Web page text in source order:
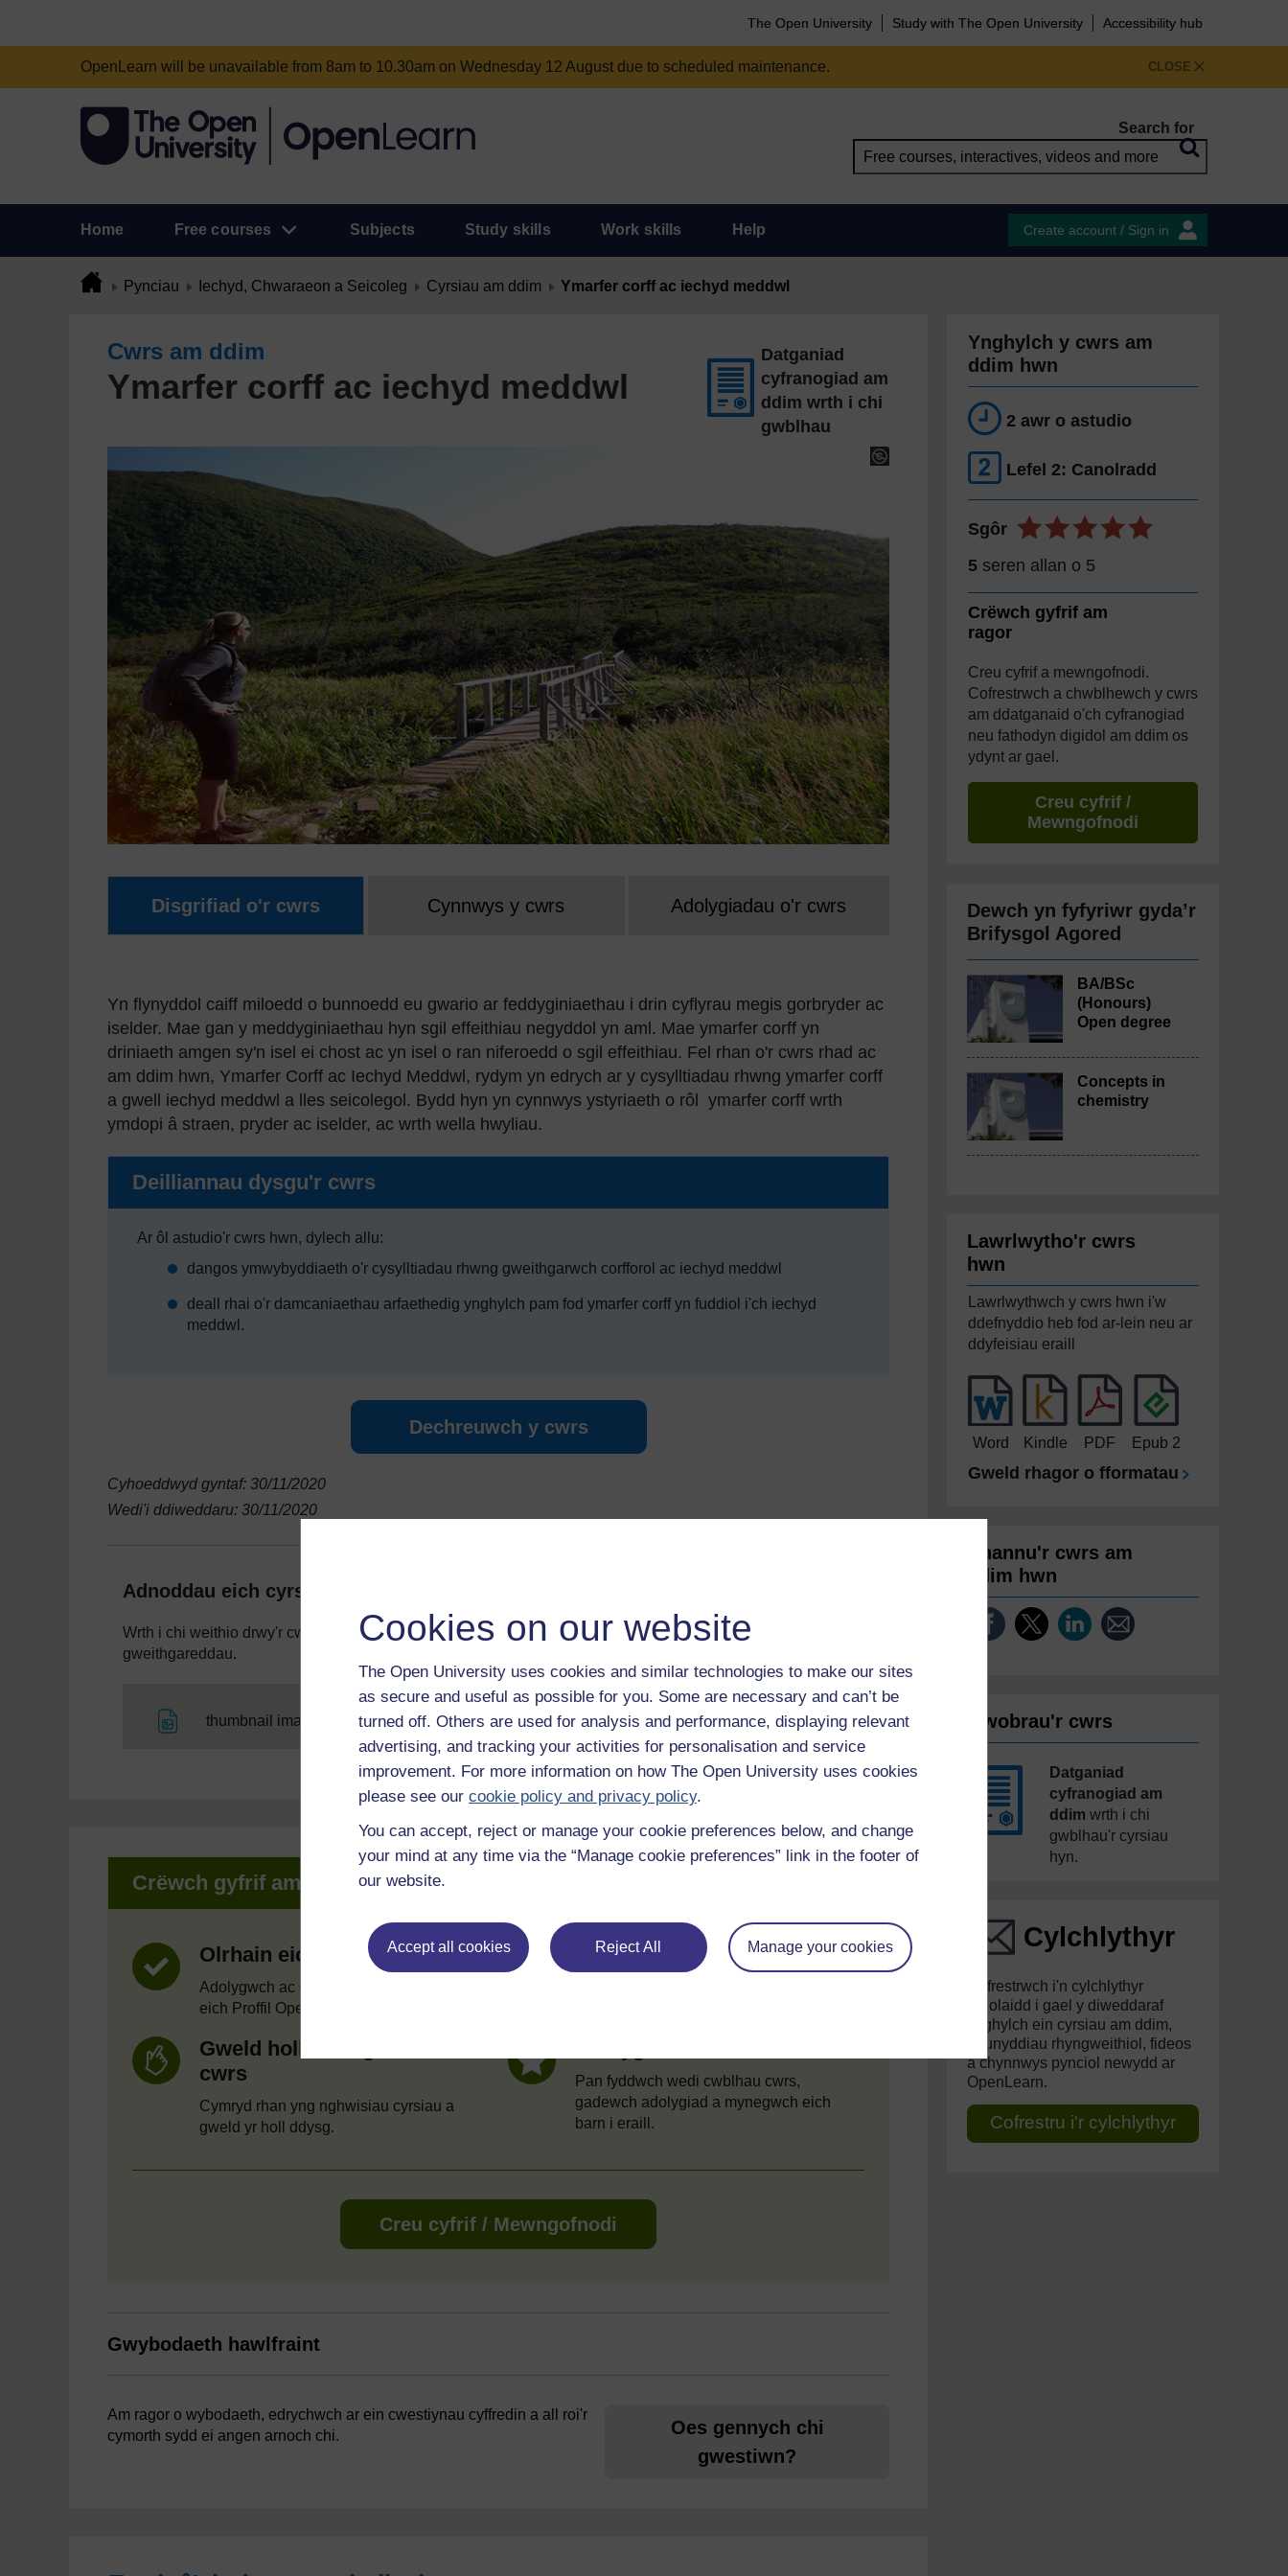
Cookies on our website
The Open University uses cookies and similar technologies to make our sites
as secure and useful as possible for you. Some are necessary and can’t be
turned off. Others are used for analysis and performance, displaying relevant
advertising, and tracking your activities for personalisation and service
improvement. For more information on how The Open University uses cookies
please see our cookie policy and privacy policy.
You can accept, reject or manage your cookie preferences below, and change
your mind at any time via the “Manage cookie preferences” link in the footer of
our website.
Accept all cookies Reject All Manage your cookies
The Open University Study with The Open University Accessibility hub
CLOSE
OpenLearn will be unavailable from 8am to 10.30am on Wednesday 12 August due to scheduled maintenance.
Search for
Home Free courses Subjects Study skills Work skills Help Create account / Sign in
Pynciau Iechyd, Chwaraeon a Seicoleg Cyrsiau am ddim Ymarfer corff ac iechyd meddwl
Cwrs am ddim
Ymarfer corff ac iechyd meddwl
Datganiad
cyfranogiad am
ddim wrth i chi
gwblhau
Disgrifiad o'r cwrs Cynnwys y cwrs Adolygiadau o'r cwrs
Yn flynyddol caiff miloedd o bunnoedd eu gwario ar feddyginiaethau i drin cyflyrau megis gorbryder ac
iselder. Mae gan y meddyginiaethau hyn sgil effeithiau negyddol yn aml. Mae ymarfer corff yn
driniaeth amgen sy'n isel ei chost ac yn isel o ran niferoedd o sgil effeithiau. Fel rhan o'r cwrs rhad ac
am ddim hwn, Ymarfer Corff ac Iechyd Meddwl, rydym yn edrych ar y cysylltiadau rhwng ymarfer corff
a gwell iechyd meddwl a lles seicolegol. Bydd hyn yn cynnwys ystyriaeth o rôl ymarfer corff wrth
ymdopi â straen, pryder ac iselder, ac wrth wella hwyliau.
Deilliannau dysgu'r cwrs
Ar ôl astudio'r cwrs hwn, dylech allu:
dangos ymwybyddiaeth o'r cysylltiadau rhwng gweithgarwch corfforol ac iechyd meddwl
deall rhai o'r damcaniaethau arfaethedig ynghylch pam fod ymarfer corff yn fuddiol i'ch iechyd
meddwl.
Dechreuwch y cwrs
Cyhoeddwyd gyntaf: 30/11/2020
Wedi'i ddiweddaru: 30/11/2020
Adnoddau eich cyrsiau
Wrth i chi weithio drwy'r cwrs hwn, bydd angen gwahanol adnoddau arnoch i'ch helpu chi i gwblhau rhai o'r
gweithgareddau.
thumbnail image
Crëwch gyfrif am ragor
Olrhain eich cynnydd
Adolygwch ac olrheiniwch eich dysg drwy
eich Proffil OpenLearn.
Datganiad Cyfranogiad
Gweld holl weithgareddau'r
cwrs
Cymryd rhan yng nghwisiau cyrsiau a
gweld yr holl ddysg.
Pan fyddwch wedi cwblhau cwrs,
gadewch adolygiad a mynegwch eich
barn i eraill.
Creu cyfrif / Mewngofnodi
Gwybodaeth hawlfraint
Am ragor o wybodaeth, edrychwch ar ein cwestiynau cyffredin a all roi'r
cymorth sydd ei angen arnoch chi.
Oes gennych chi
gwestiwn?
Ynghylch y cwrs am
ddim hwn
2 awr o astudio
Lefel 2: Canolradd
Sgôr
5 seren allan o 5
Crëwch gyfrif am
ragor
Creu cyfrif a mewngofnodi.
Cofrestrwch a chwblhewch y cwrs
am ddatganaid o'ch cyfranogiad
neu fathodyn digidol am ddim os
ydynt ar gael.
Creu cyfrif /
Mewngofnodi
Dewch yn fyfyriwr gyda’r
Brifysgol Agored
BA/BSc
(Honours)
Open degree
Concepts in
chemistry
Lawrlwytho'r cwrs
hwn
Lawrlwythwch y cwrs hwn i'w
ddefnyddio heb fod ar-lein neu ar
ddyfeisiau eraill
Word Kindle PDF Epub 2
Gweld rhagor o fformatau
Rhannu'r cwrs am
ddim hwn
Gwobrau'r cwrs
Datganiad
cyfranogiad am
ddim wrth i chi
gwblhau'r cyrsiau
hyn.
Cylchlythyr
Cofrestrwch i'n cylchlythyr
rheolaidd i gael y diweddaraf
ynghylch ein cyrsiau am ddim,
deunyddiau rhyngweithiol, fideos
a chynnwys pynciol newydd ar
OpenLearn.
Cofrestru i'r cylchlythyr